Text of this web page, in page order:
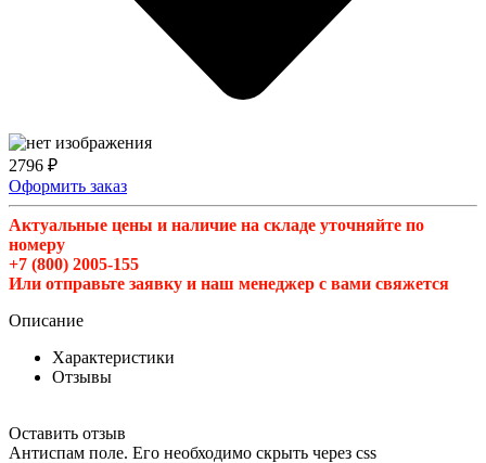
2796 ₽
Оформить заказ
Актуальные цены и наличие на складе уточняйте по
номеру
+7 (800) 2005-155
Или отправьте заявку и наш менеджер с вами свяжется
Описание
Характеристики
Отзывы
Оставить отзыв
Антиспам поле. Его необходимо скрыть через css